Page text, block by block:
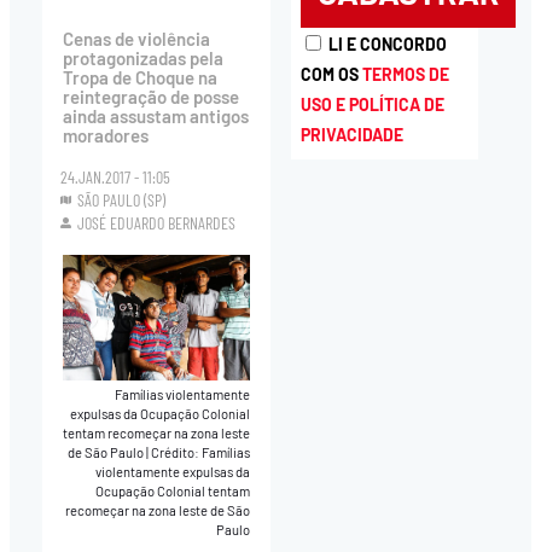
Cenas de violência
protagonizadas pela
Tropa de Choque na
reintegração de posse
ainda assustam antigos
moradores
24.JAN.2017 - 11:05
SÃO PAULO (SP)
JOSÉ EDUARDO BERNARDES
Famílias violentamente
expulsas da Ocupação Colonial
tentam recomeçar na zona leste
de São Paulo|Crédito: Famílias
violentamente expulsas da
Ocupação Colonial tentam
recomeçar na zona leste de São
Paulo
LI E CONCORDO
COM OSTERMOS DE
USO E POLÍTICA DE
PRIVACIDADE